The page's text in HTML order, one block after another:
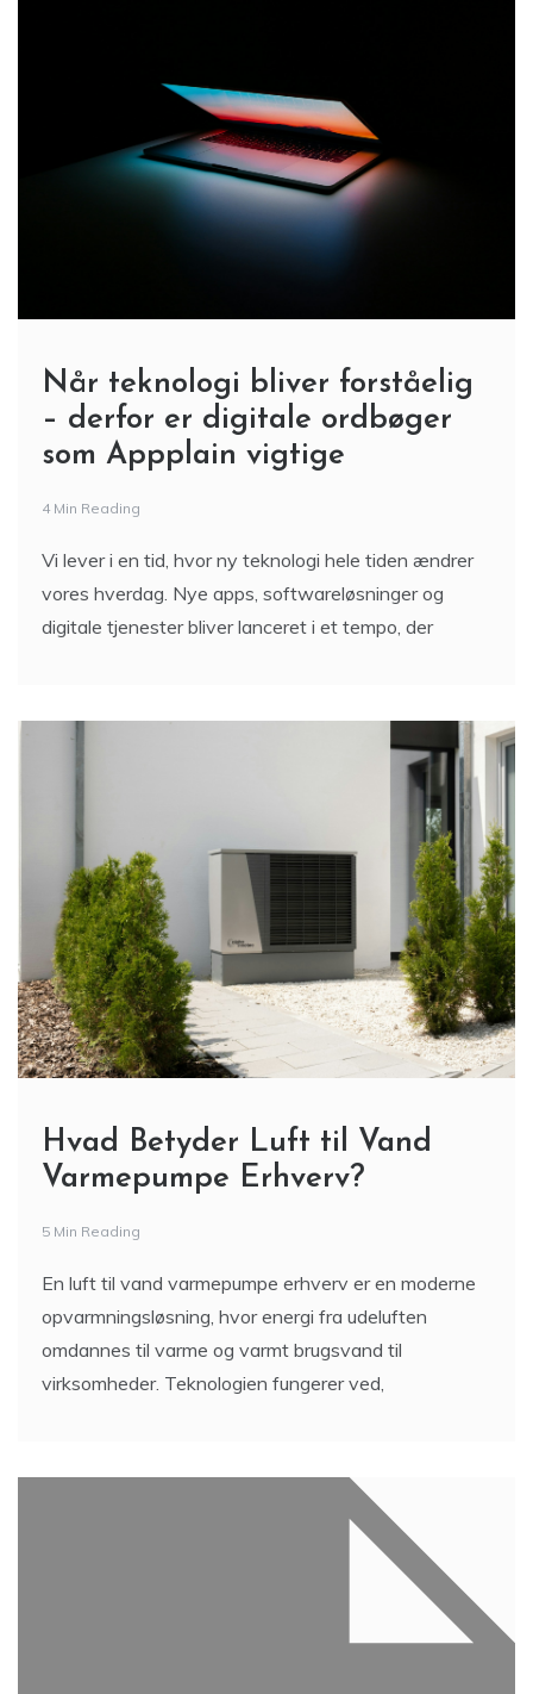
Når teknologi bliver forståelig
– derfor er digitale ordbøger
som Appplain vigtige
4 Min Reading
Vi lever i en tid, hvor ny teknologi hele tiden ændrer
vores hverdag. Nye apps, softwareløsninger og
digitale tjenester bliver lanceret i et tempo, der
Hvad Betyder Luft til Vand
Varmepumpe Erhverv?
5 Min Reading
En luft til vand varmepumpe erhverv er en moderne
opvarmningsløsning, hvor energi fra udeluften
omdannes til varme og varmt brugsvand til
virksomheder. Teknologien fungerer ved,